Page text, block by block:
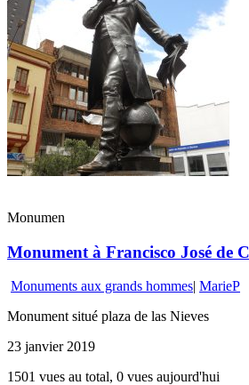
Monumen
Monument à Francisco José de
Monuments aux grands hommes| MarieP
Monument situé plaza de las Nieves
23 janvier 2019
1501 vues au total, 0 vues aujourd'hui